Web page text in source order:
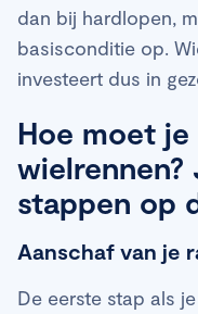
dan bij hardlopen,
basisconditie op.
investeert dus in
Hoe moet
wielrennen?
stappen op
Aanschaf van je
De eerste stap als